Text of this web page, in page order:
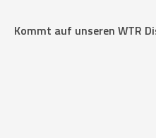
Kommt auf unseren WTR